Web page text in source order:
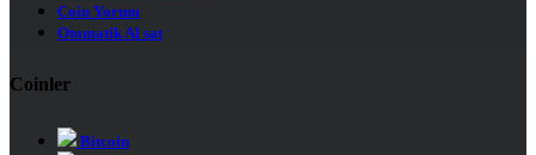
Coin Yorum
Otomatik Al sat
Coinler
Bitcoin